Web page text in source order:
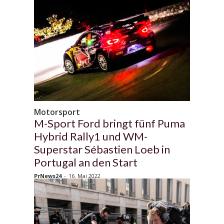
Motorsport
M-Sport Ford bringt fünf Puma
Hybrid Rally1 und WM-
Superstar Sébastien Loeb in
Portugal an den Start
PrNews24 - 16. Mai 2022